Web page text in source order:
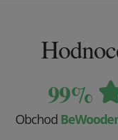
99%
Obchod